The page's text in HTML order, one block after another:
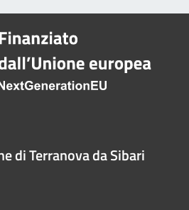
di Terranova da Sibari